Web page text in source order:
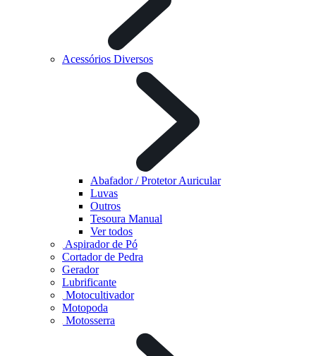
Acessórios Diversos
Abafador / Protetor Auricular
Luvas
Outros
Tesoura Manual
Ver todos
Aspirador de Pó
Cortador de Pedra
Gerador
Lubrificante
Motocultivador
Motopoda
Motosserra